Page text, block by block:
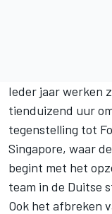
Ieder jaar werken
tienduizend uur
tegenstelling tot
Singapore, waar
begint met het
team in de Duitse
Ook het afbreken